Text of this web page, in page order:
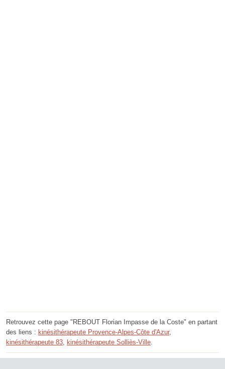
Retrouvez cette page "REBOUT Florian Impasse de la Coste" en partant
des liens : kinésithérapeute Provence-Alpes-Côte d'Azur,
kinésithérapeute 83, kinésithérapeute Solliès-Ville.